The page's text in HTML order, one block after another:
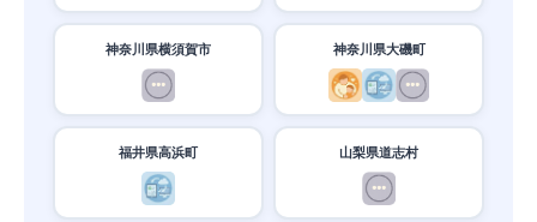
神奈川県横須賀市 神奈川県大磯町
福井県高浜町 山梨県道志村